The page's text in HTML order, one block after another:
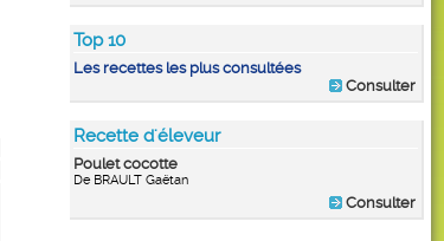
Top 10
Les recettes les plus consultées
Consulter
Recette d'éleveur
Poulet cocotte
De BRAULT Gaëtan
Consulter